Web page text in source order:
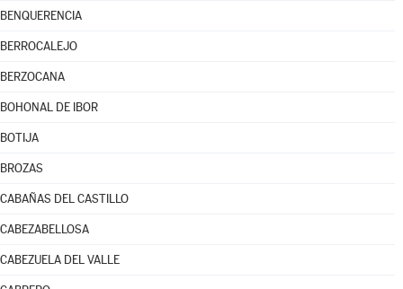
BENQUERENCIA
BERROCALEJO
BERZOCANA
BOHONAL DE IBOR
BOTIJA
BROZAS
CABAÑAS DEL CASTILLO
CABEZABELLOSA
CABEZUELA DEL VALLE